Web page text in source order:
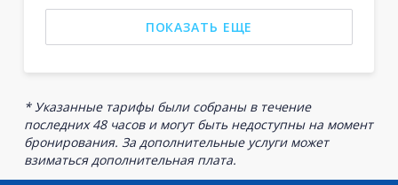
ПОКАЗАТЬ ЕЩЕ
* Указанные тарифы были собраны в течение
последних 48 часов и могут быть недоступны на момент
бронирования. За дополнительные услуги может
взиматься дополнительная плата.